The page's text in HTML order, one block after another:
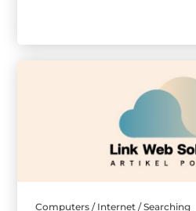
Computers / Internet / Searching